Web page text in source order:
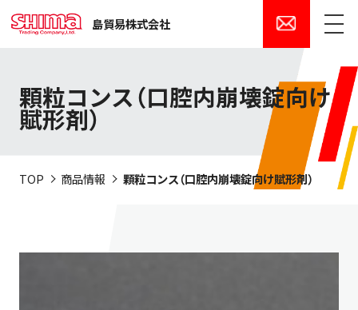
島貿易株式会社
顆粒コンス（口腔内崩壊錠向け
賦形剤）
TOP 商品情報 顆粒コンス（口腔内崩壊錠向け賦形剤）